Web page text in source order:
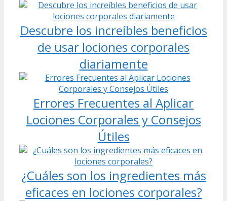
Descubre los increíbles beneficios
de usar lociones corporales
diariamente
Errores Frecuentes al Aplicar
Lociones Corporales y Consejos
Útiles
¿Cuáles son los ingredientes más
eficaces en lociones corporales?